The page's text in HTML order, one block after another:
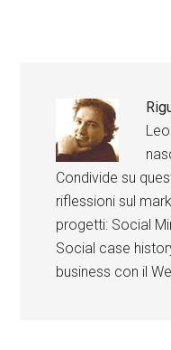
Condivide su
riflessioni sul
progetti: Social
Social case
business con il